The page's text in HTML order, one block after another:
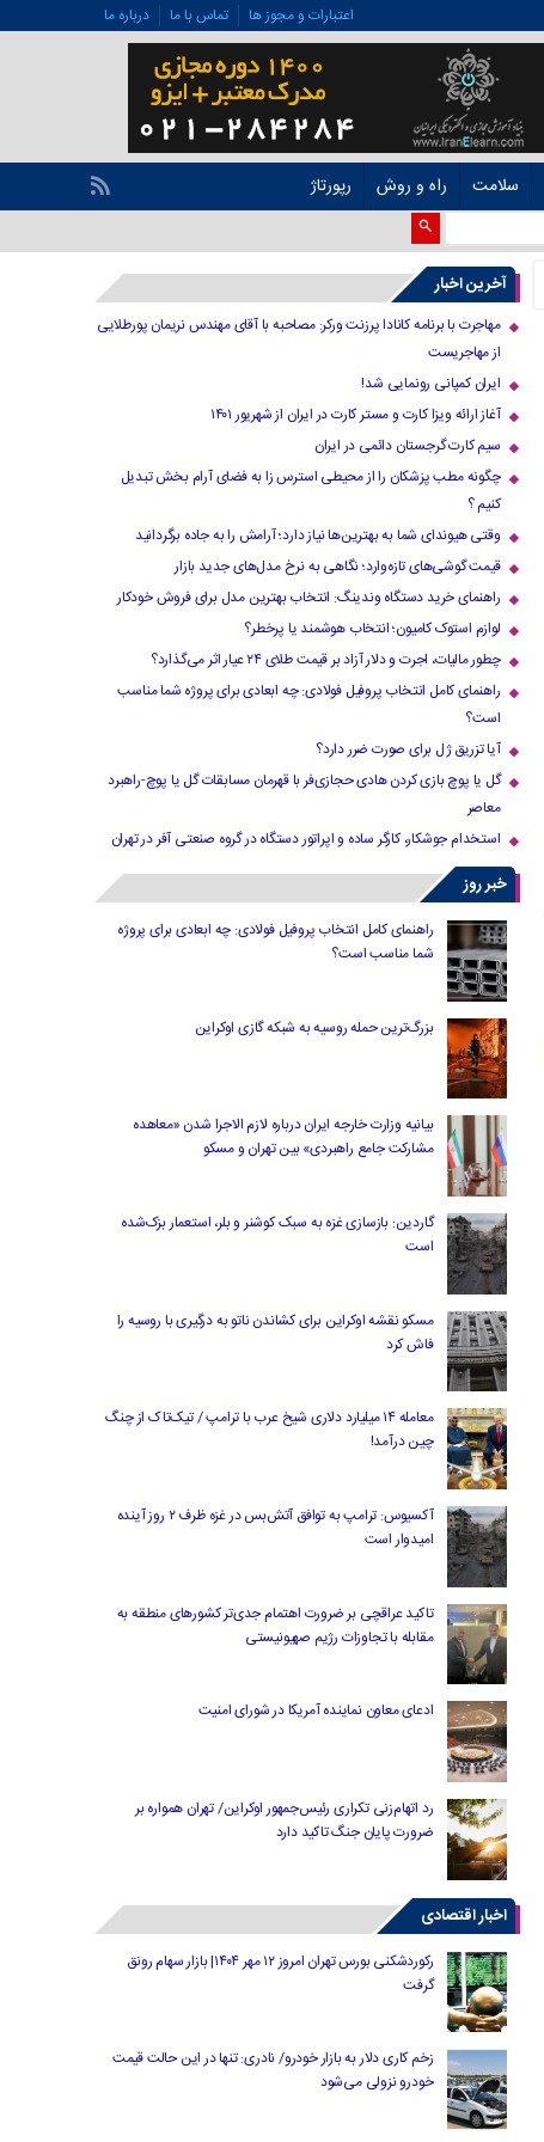
اعتبارات و مجوز ها تماس با ما درباره ما
سلامت راه و روش رپورتاژ
آخرین اخبار
مهاجرت با برنامه کانادا پرزنت ورکر: مصاحبه با آقای مهندس نریمان پورطلایی
از مهاجریست
ایران کمپانی رونمایی شد!
آغاز ارائه ویزا کارت و مستر کارت در ایران از شهریور ۱۴۰۱
سیم کارت گرجستان دائمی در ایران
چگونه مطب پزشکان را از محیطی استرس زا به فضای آرام بخش تبدیل
کنیم ؟
وقتی هیوندای شما به بهترین‌ها نیاز دارد؛ آرامش را به جاده برگردانید
قیمت گوشی‌های تازه‌وارد؛ نگاهی به نرخ مدل‌های جدید بازار
راهنمای خرید دستگاه وندینگ: انتخاب بهترین مدل برای فروش خودکار
لوازم استوک کامیون؛ انتخاب هوشمند یا پرخطر؟
چطور مالیات، اجرت و دلار آزاد بر قیمت طلای ۲۴ عیار اثر می‌گذارد؟
راهنمای کامل انتخاب پروفیل فولادی: چه ابعادی برای پروژه شما مناسب
است؟
آیا تزریق ژل برای صورت ضرر دارد​؟
گل یا پوچ بازی کردن هادی حجازی‌فر با قهرمان مسابقات گل یا پوچ-راهبرد
معاصر
استخدام جوشکار، کارگر ساده و اپراتور دستگاه در گروه صنعتی آفر در تهران
خبر روز
راهنمای کامل انتخاب پروفیل فولادی: چه ابعادی برای پروژه
شما مناسب است؟
بزرگ‌ترین حمله روسیه به شبکه گازی اوکراین
بیانیه وزارت خارجه ایران درباره لازم‌ الاجرا شدن «معاهده
مشارکت جامع راهبردی» بین تهران و مسکو
گاردین: بازسازی غزه به سبک کوشنر و بلر، استعمار بزک‌شده
است
مسکو نقشه اوکراین برای کشاندن ناتو به درگیری با روسیه را
فاش کرد
معامله ۱۴ میلیارد دلاری شیخ عرب با ترامپ / تیک‌تاک از چنگ
چین درآمد!
آکسیوس: ترامپ به توافق آتش‌بس در غزه ظرف ۲ روز آینده
امیدوار است
تاکید عراقچی بر ضرورت اهتمام جدی‌تر کشورهای منطقه به
مقابله با تجاوزات رژیم صهیونیستی
ادعای معاون نماینده آمریکا در شورای امنیت
رد اتهام‌زنی تکراری رئیس‌جمهور اوکراین/ تهران همواره بر
ضرورت پایان جنگ تاکید دارد
اخبار اقتصادی
رکوردشکنی بورس تهران امروز ۱۲ مهر ۱۴۰۴| بازار سهام رونق
گرفت
زخم کاری دلار به بازار خودرو/ نادری: تنها در این حالت قیمت
خودرو نزولی می‌شود